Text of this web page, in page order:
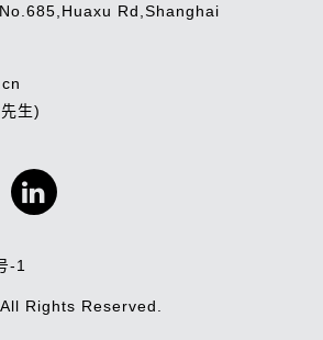
Rd,Shanghai
生)
-1
All Rights Reserved.